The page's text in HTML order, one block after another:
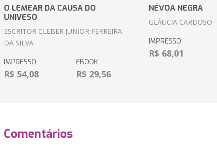
O LEMEAR DA CAUSA DO
UNIVESO
ESCRITOR CLEBER JUNIOR FERREIRA
DA SILVA
IMPRESSO
R$ 54,08
EBOOK
R$ 29,56
NÉVOA NEGRA
GLÁUCIA CARDOSO
IMPRESSO
R$ 68,01
Comentários